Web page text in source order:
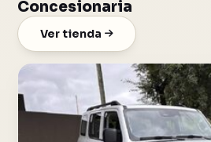
Concesionaria
Ver tienda